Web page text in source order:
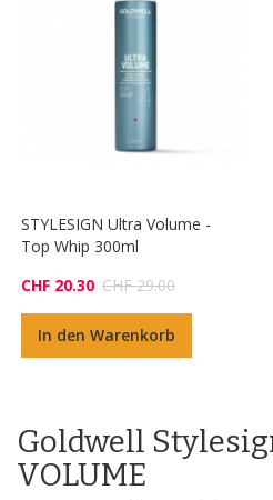
STYLESIGN Ultra Volume -
Top Whip 300ml
CHF 20.30 CHF 29.00
In den Warenkorb
Goldwell
VOLUME